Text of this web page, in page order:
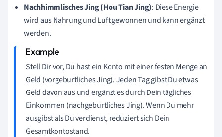
Nachhimmlisches Jing (Hou Tian Jing): Diese Energie
wird aus Nahrung und Luft gewonnen und kann ergänzt
werden.
Stell Dir vor, Du hast ein Konto mit einer festen Menge an
Geld (vorgeburtliches Jing). Jeden Tag gibst Du etwas
Geld davon aus und ergänzt es durch Dein tägliches
Einkommen (nachgeburtliches Jing). Wenn Du mehr
ausgibst als Du verdienst, reduziert sich Dein
Gesamtkontostand.